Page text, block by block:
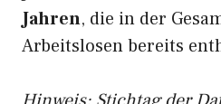
Jahren, die in der
Arbeitslosen bereits